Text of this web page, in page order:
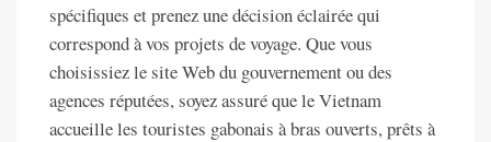
spécifiques et prenez une décision éclairée qui
correspond à vos projets de voyage. Que vous
choisissiez le site Web du gouvernement ou des
agences réputées, soyez assuré que le Vietnam
accueille les touristes gabonais à bras ouverts, prêts à